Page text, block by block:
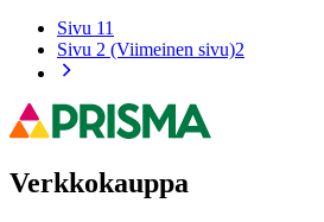
Sivu 11
Sivu 2 (Viimeinen sivu)2
Verkkokauppa